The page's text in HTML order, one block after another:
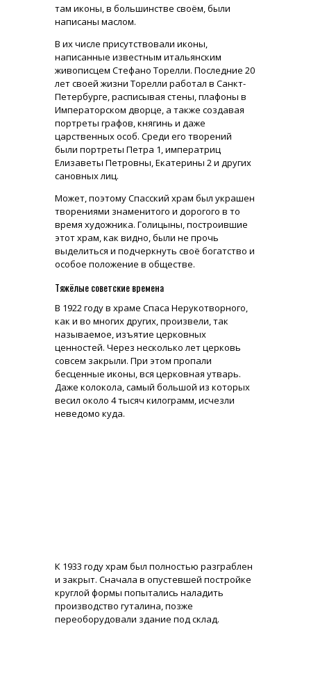
там иконы, в большинстве своём, были
написаны маслом.
В их числе присутствовали иконы,
написанные известным итальянским
живописцем Стефано Торелли. Последние 20
лет своей жизни Торелли работал в Санкт-
Петербурге, расписывая стены, плафоны в
Императорском дворце, а также создавая
портреты графов, княгинь и даже
царственных особ. Среди его творений
были портреты Петра 1, императриц
Елизаветы Петровны, Екатерины 2 и других
сановных лиц.
Может, поэтому Спасский храм был украшен
творениями знаменитого и дорогого в то
время художника. Голицыны, построившие
этот храм, как видно, были не прочь
выделиться и подчеркнуть своё богатство и
особое положение в обществе.
Тяжёлые советские времена
В 1922 году в храме Спаса Нерукотворного,
как и во многих других, произвели, так
называемое, изъятие церковных
ценностей. Через несколько лет церковь
совсем закрыли. При этом пропали
бесценные иконы, вся церковная утварь.
Даже колокола, самый большой из которых
весил около 4 тысяч килограмм, исчезли
неведомо куда.
К 1933 году храм был полностью разграблен
и закрыт. Сначала в опустевшей постройке
круглой формы попытались наладить
производство гуталина, позже
переоборудовали здание под склад.